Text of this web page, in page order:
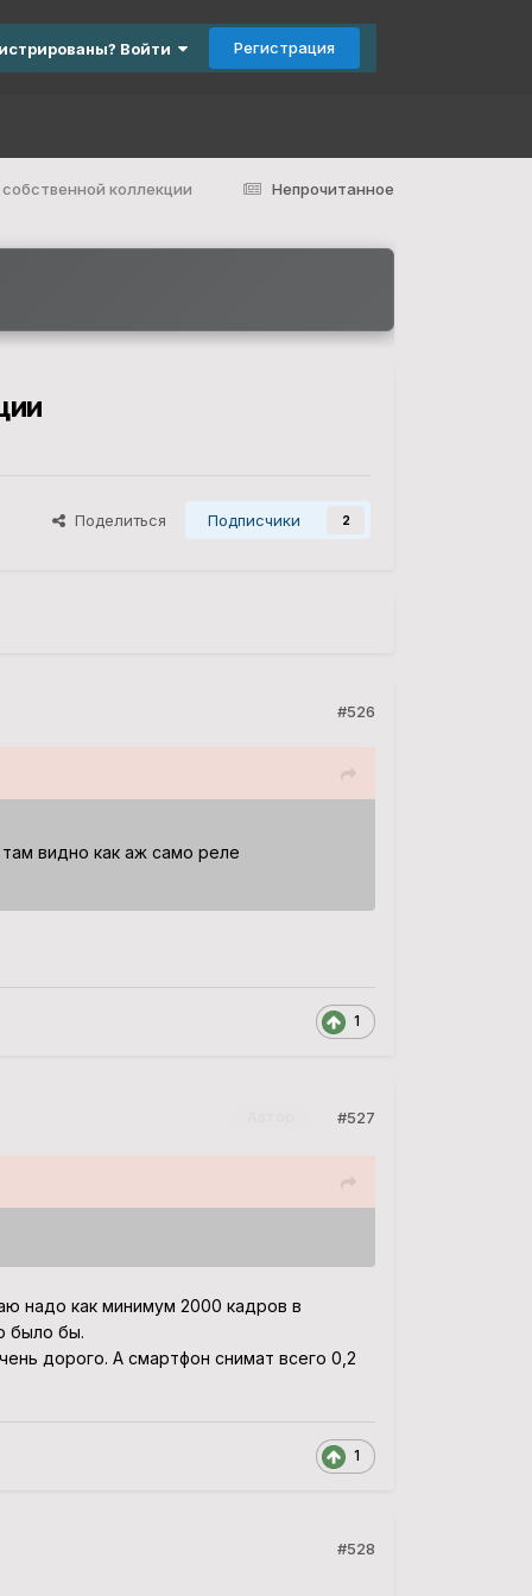
Войти Регистрация
Непрочитанное
коллекции
Поделиться Подписчики 2
#526
видно как аж само реле
1
#527
надо как минимум 2000 кадров в
было бы.
дорого. А смартфон снимат всего 0,2
1
#528